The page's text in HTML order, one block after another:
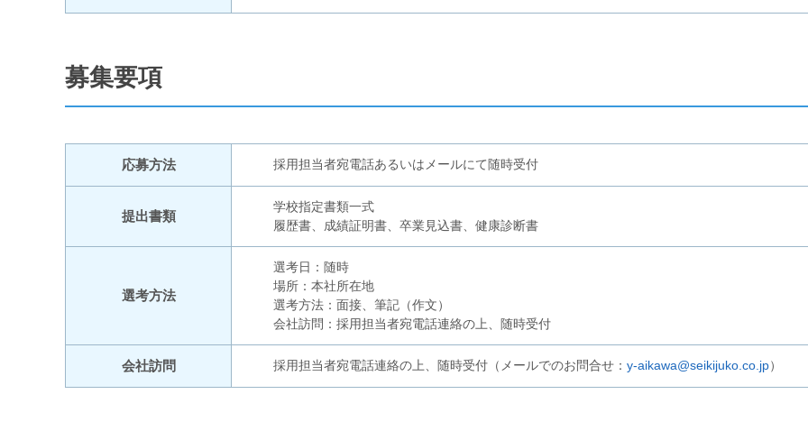
募集要項
応募方法 採用担当者宛電話あるいはメールにて随時受付
提出書類
学校指定書類一式
履歴書、成績証明書、卒業見込書、健康診断書
選考方法
選考日：随時
場所：本社所在地
選考方法：面接、筆記（作文）
会社訪問：採用担当者宛電話連絡の上、随時受付
会社訪問 採用担当者宛電話連絡の上、随時受付（メールでのお問合せ： y-aikawa@seikijuko.co.jp）